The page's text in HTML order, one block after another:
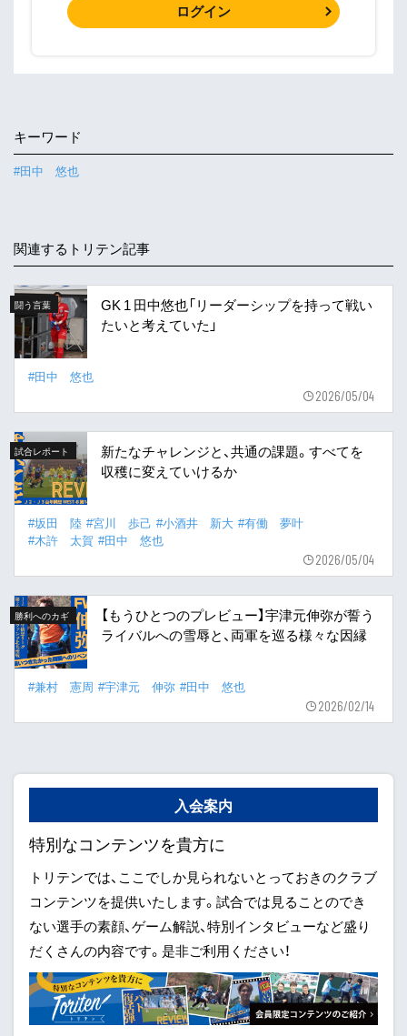
ログイン
キーワード
#田中 悠也
関連するトリテン記事
闘う言葉
GK 1 田中悠也「リーダーシップを持って戦い
たいと考えていた」
#田中 悠也
2026/05/04
試合レポート
新たなチャレンジと、共通の課題。すべてを
収穫に変えていけるか
#坂田 陸 #宮川 歩己 #小酒井 新大 #有働 夢叶
#木許 太賀 #田中 悠也
2026/05/04
勝利へのカギ
【もうひとつのプレビュー】宇津元伸弥が誓う
ライバルへの雪辱と、両軍を巡る様々な因縁
#兼村 憲周 #宇津元 伸弥 #田中 悠也
2026/02/14
入会案内
特別なコンテンツを貴方に
トリテンでは、ここでしか見られないとっておきのクラブ
コンテンツを提供いたします。試合では見ることのでき
ない選手の素顔、ゲーム解説、特別インタビューなど盛り
だくさんの内容です。是非ご利用ください！